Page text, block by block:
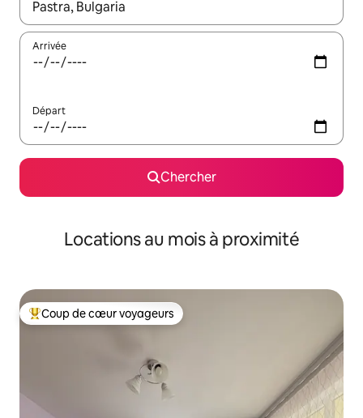
Quand les résultats sont affichés, parcourez-les en utilisant
Arrivée
Départ
Chercher
Locations au mois à proximité
Coup de cœur voyageurs parmi les plus aimés
Coup de cœur voyageurs